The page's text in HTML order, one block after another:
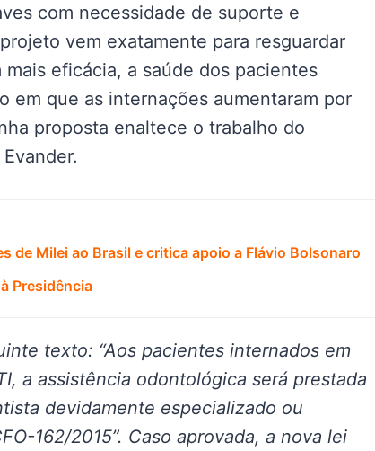
com necessidade de suporte e
vem exatamente para resguardar
eficácia, a saúde dos pacientes
em que as internações aumentaram por
proposta enaltece o trabalho do
de Milei ao Brasil e critica apoio a Flávio Bolsonaro
Presidência
texto: “Aos pacientes internados em
a assistência odontológica será prestada
devidamente especializado ou
162/2015”. Caso aprovada, a nova lei